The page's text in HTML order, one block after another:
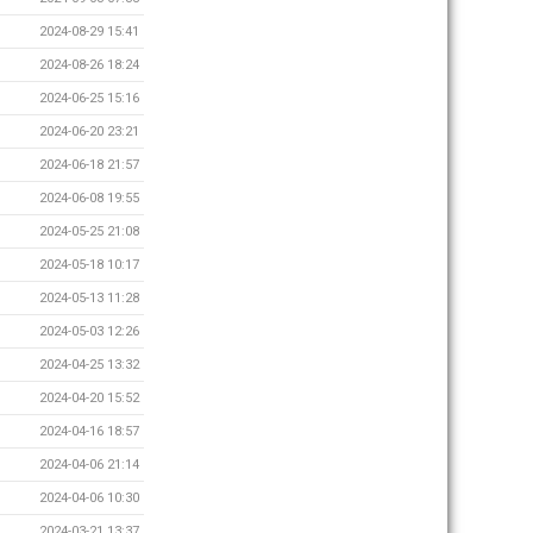
2024-08-29 15:41
2024-08-26 18:24
2024-06-25 15:16
2024-06-20 23:21
2024-06-18 21:57
2024-06-08 19:55
2024-05-25 21:08
2024-05-18 10:17
2024-05-13 11:28
2024-05-03 12:26
2024-04-25 13:32
2024-04-20 15:52
2024-04-16 18:57
2024-04-06 21:14
2024-04-06 10:30